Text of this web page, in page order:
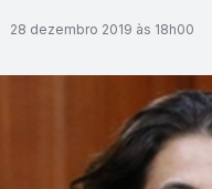
28 dezembro 2019 às 18h00